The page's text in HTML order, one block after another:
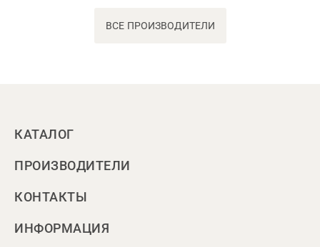
ВСЕ ПРОИЗВОДИТЕЛИ
КАТАЛОГ
ПРОИЗВОДИТЕЛИ
КОНТАКТЫ
ИНФОРМАЦИЯ